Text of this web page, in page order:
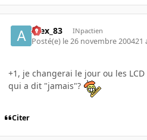
Alex_83 INpactien
Posté(e) le 26 novembre 200421
+1, je changerai le jour ou les LCD
qui a dit "jamais"?
Citer